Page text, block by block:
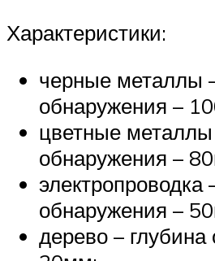
Характеристики:
черные металлы
обнаружения –
цветные металлы
обнаружения –
электропроводка
обнаружения –
дерево –